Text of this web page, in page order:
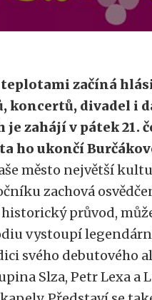
začíná
koncertů, divadel i
zahájí v pátek 21.
ho ukončí
město největší
zachová
průvod,
vystoupí
svého debutového
Slza, Petr Lexa a